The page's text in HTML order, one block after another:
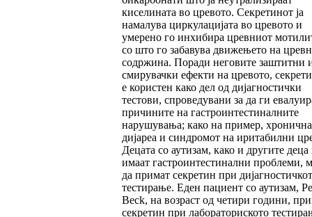
киселината во цревото. Секретинот ја
намалува циркулацијата во цревото и
умерено го инхибира цревниот
со што го забавува движењето на
содржина. Поради неговите заштитни
смирувачки ефекти на цревото,
е користен како дел од дијагностички
тестови, спроведувани за да ги
причините на гастроинтестиналните
нарушувања; како на пример,
дијареа и синдромот на иритабилни
Децата со аутизам, како и другите
имаат гастроинтестинални проблеми,
да примат секретин при
тестирање. Еден пациент со аутизам,
Beck, на возраст од четири години,
секретин при лабораториското